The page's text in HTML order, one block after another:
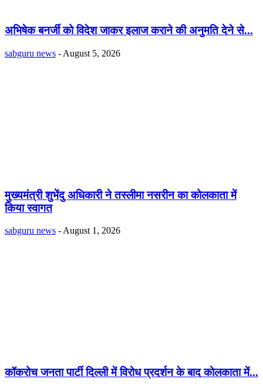
अभिषेक बनर्जी को विदेश जाकर इलाज कराने की अनुमति देने से...
sabguru news - August 5, 2026
मुख्यमंत्री शुभेंदु अधिकारी ने तस्लीमा नसरीन का कोलकाता में
किया स्वागत
sabguru news - August 1, 2026
कॉकरोच जनता पार्टी दिल्ली में विरोध प्रदर्शन के बाद कोलकाता में...